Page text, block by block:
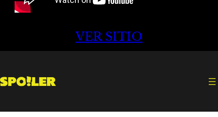
VER SITIO